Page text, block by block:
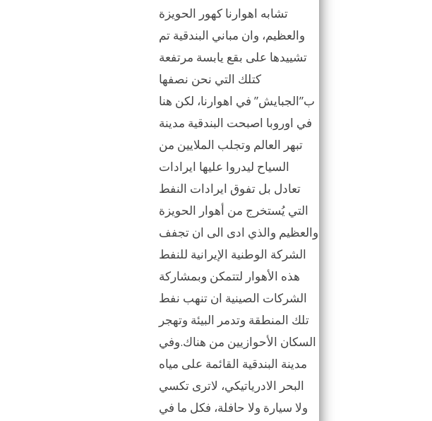
تشابه اهوارنا كهور الحويزة
والعظيم، وان مباني البندقية تم
تشييدها على بقع يابسة مرتفعة
كتلك التي نحن نصفها
ب”الجبايش” في اهوارنا، لكن هنا
في اوروبا اصبحت البندقية مدينة
تبهر العالم وتجلب الملايين من
السياح ليدروا عليها ايرادات
تعادل بل تفوق ايرادات النفط
التي يُستخرج من أهوار الحويزة
والعظيم والذي ادى الى ان تجفف
الشركة الوطنية الإيرانية للنفط
هذه الأهوار لتتمكن وبمشاركة
الشركات الصينية ان تنهب نفط
تلك المنطقة وتدمر البيئة وتهجر
السكان الأحوازيين من هناك.وفي
مدينة البندقية القائمة على مياه
البحر الادرياتيكي، لاترى تكسي
ولا سيارة ولا حافلة، فكل ما في